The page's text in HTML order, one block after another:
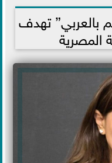
بالعربي” تهدف
المصرية